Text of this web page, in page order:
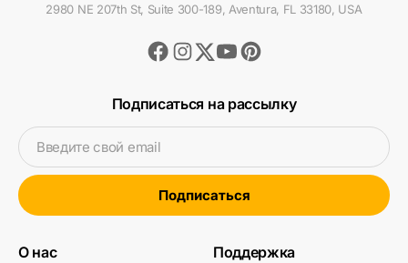
2980 NE 207th St, Suite 300-189, Aventura, FL 33180, USA
Facebook
Instagram
TwitterYoutubePinterest
Подписаться на рассылку
Введите свой email
Подписаться
О нас Поддержка